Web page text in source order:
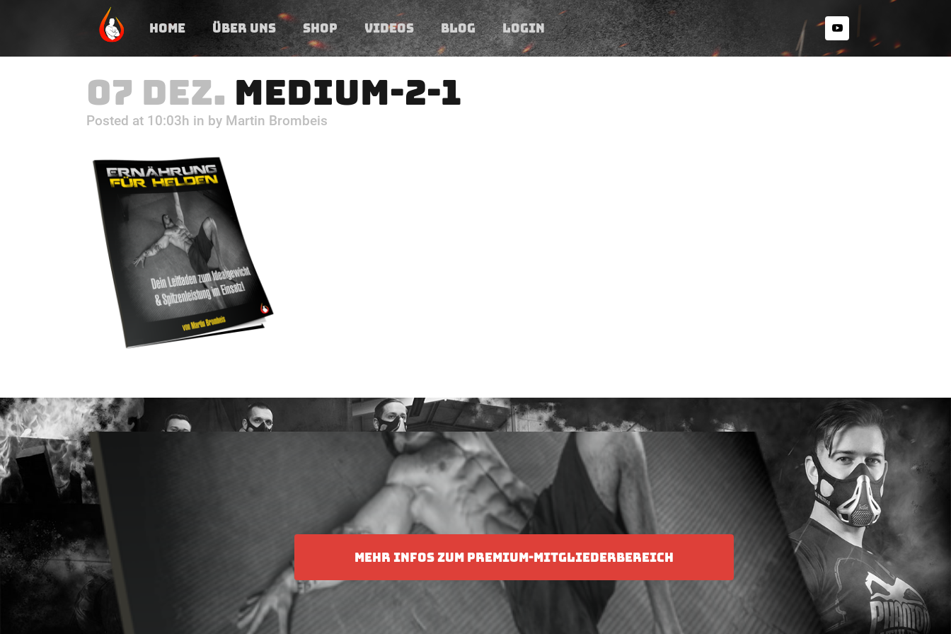
HOME ÜBER UNS SHOP VIDEOS BLOG LOGIN
07 DEZ. MEDIUM-2-1
Posted at 10:03h in by Martin Brombeis
MEHR INFOS ZUM PREMIUM-MITGLIEDERBEREICH